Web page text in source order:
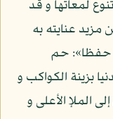
لمعاتها و قد
عنايته به
و حفظا»: حم
الدنيا بزينة الكواكب و
الملإ الأعلى و